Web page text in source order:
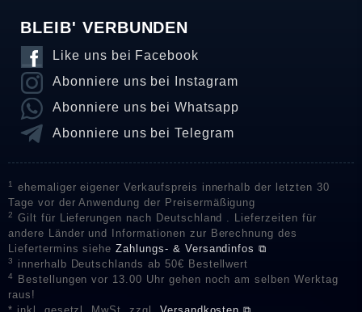
BLEIB' VERBUNDEN
Like uns bei Facebook
Abonniere uns bei Instagram
Abonniere uns bei Whatsapp
Abonniere uns bei Telegram
1
ehemaliger eigener Verkaufspreis innerhalb der letzten 30
Tage vor der Anwendung der Preisermäßigung
2
Gilt für Lieferungen nach Deutschland . Lieferzeiten für
andere Länder und Informationen zur Berechnung des
Liefertermins sieheZahlungs- & Versandinfos ⧉
3 innerhalb Deutschlands ab 50€ Bestellwert
4
Bestellungen vor 13.00 Uhr gehen noch am selben Werktag
raus!